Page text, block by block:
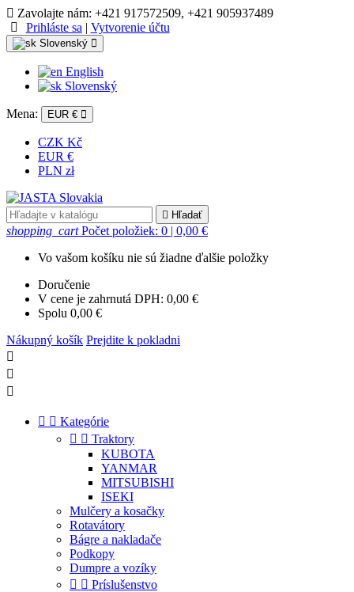
Zavolajte nám: +421 917572509, +421 905937489
Prihláste sa | Vytvorenie účtu
Slovenský
English
Slovenský
Mena: EUR €
CZK Kč
EUR €
PLN zł
 Hľadať
shopping_cart Počet položiek: 0 | 0,00 €
Vo vašom košíku nie sú žiadne ďalšie položky
Doručenie
V cene je zahrnutá DPH: 0,00 €
Spolu 0,00 €
Nákupný košík Prejdite k pokladni



  Kategórie
  Traktory
KUBOTA
YANMAR
MITSUBISHI
ISEKI
Mulčery a kosačky
Rotavátory
Bágre a nakladače
Podkopy
Dumpre a vozíky
  Príslušenstvo